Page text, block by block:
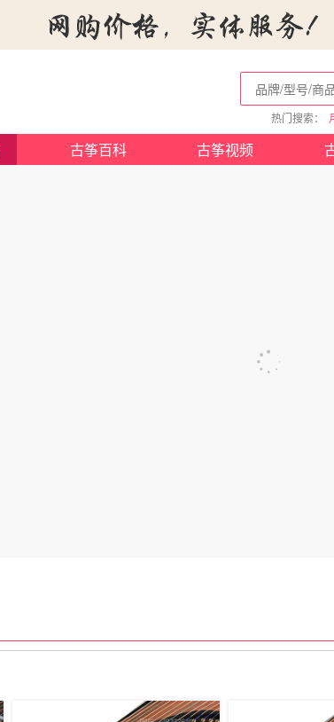
热门搜索：
古筝百科 古筝视频